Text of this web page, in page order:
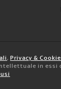
, Privacy &
in essi